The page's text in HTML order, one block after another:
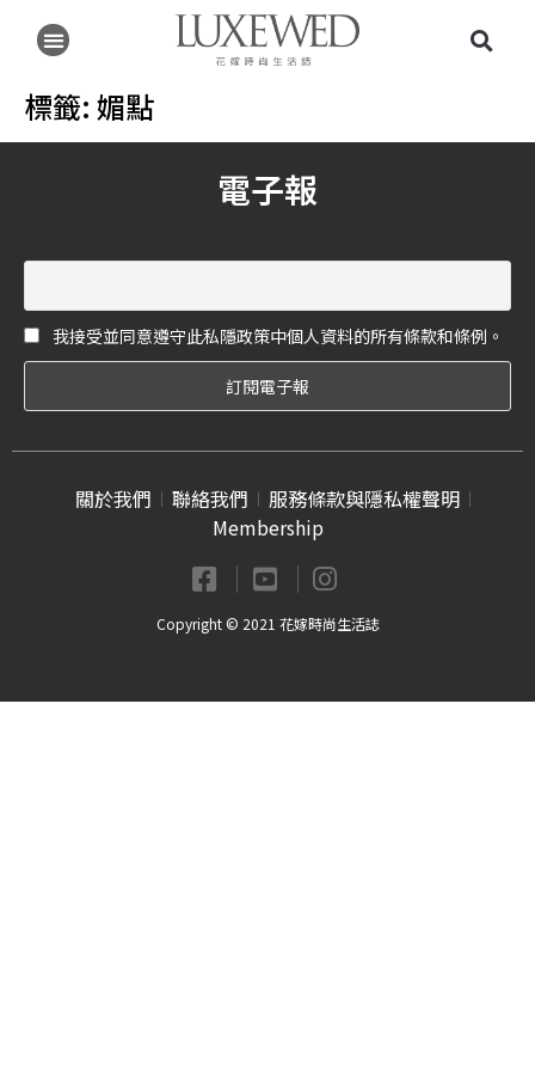
標籤: 媚點
電子報
我接受並同意遵守此私隱政策中個人資料的所有條款和條例。
關於我們 聯絡我們
服務條款與隱私權聲明
Membership
Copyright © 2021 花嫁時尚生活誌